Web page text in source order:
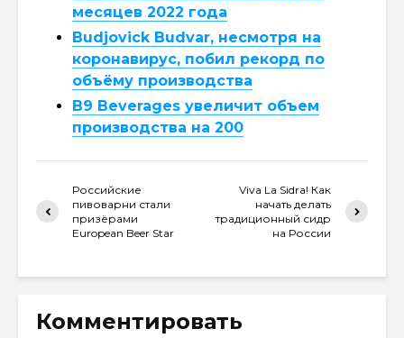
месяцев 2022 года
Budjovick Budvar, несмотря на
коронавирус, побил рекорд по
объёму производства
B9 Beverages увеличит объем
производства на 200
Российские
пивоварни стали
призёрами
European Beer Star
Viva La Sidra! Как
начать делать
традиционный сидр
на России
Комментировать